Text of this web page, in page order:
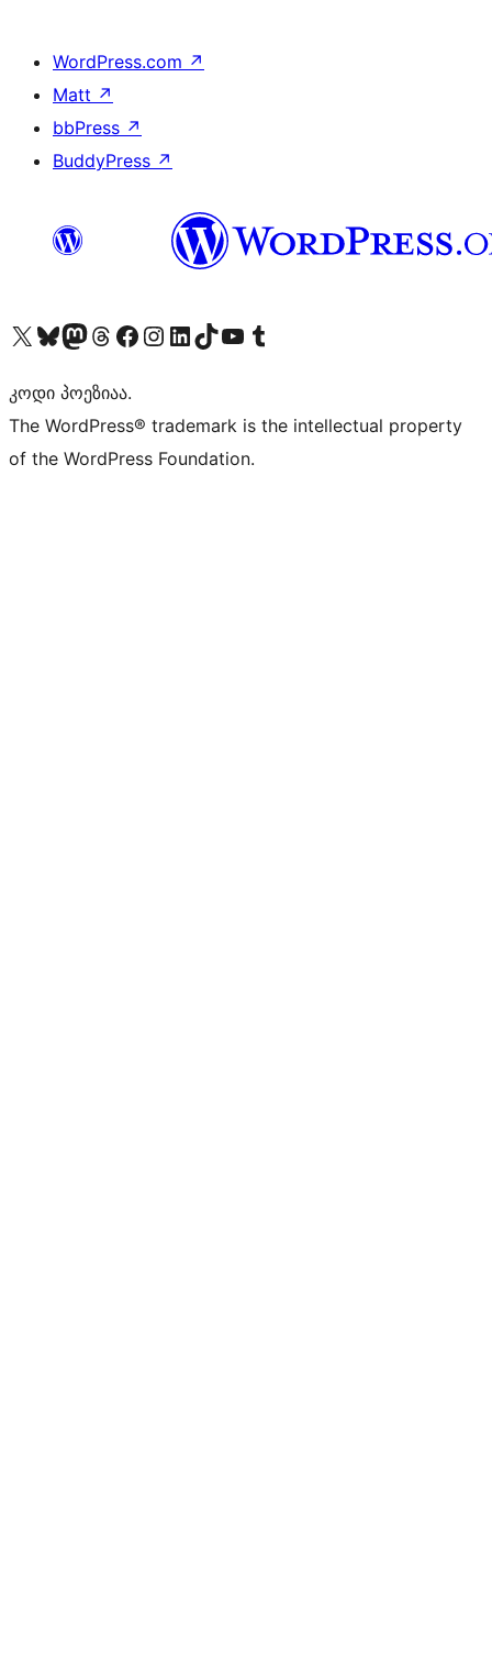
WordPress.com ↗
Matt ↗
bbPress ↗
BuddyPress ↗
Visit our X (formerly Twitter) account
Visit our Bluesky account
Visit our Mastodon account
Visit our Threads account
Visit our Facebook page
Visit our Instagram account
Visit our LinkedIn account
Visit our TikTok account
Visit our YouTube channel
Visit our Tumblr account
კოდი პოეზიაა.
The WordPress® trademark is the intellectual property
of the WordPress Foundation.